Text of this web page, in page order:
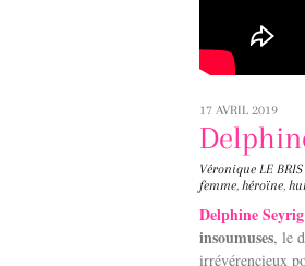
17 AVRIL 2019
Véronique LE BRIS
femme, héroïne,
Delphine Seyrig
insoumuses, le
irrévérencieux